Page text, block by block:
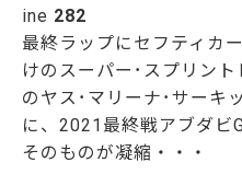
ine 282
最終ラップにセフティカ
けのスーパー･スプリン
のヤス･マリーナ･サーキ
に、2021最終戦アブダビ
そのものが凝縮・・・